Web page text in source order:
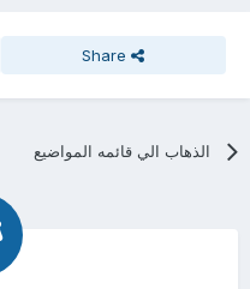
Share
الذهاب الي قائمه المواضيع